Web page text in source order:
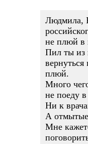
Людмила,
не плюй в
Пил ты из
плюй.
Много
не поеду
Ни к
А отмытые
Мне